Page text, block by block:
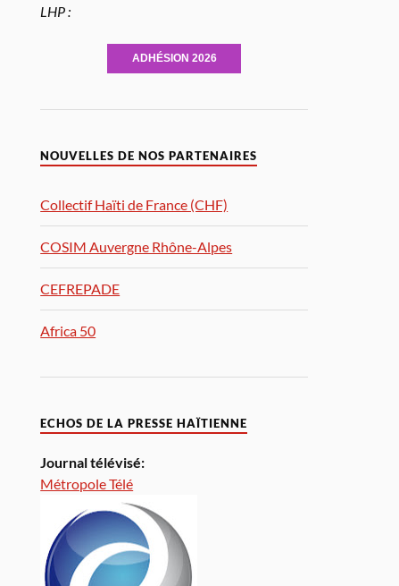
LHP :
ADHÉSION 2026
NOUVELLES DE NOS PARTENAIRES
Collectif Haïti de France (CHF)
COSIM Auvergne Rhône-Alpes
CEFREPADE
Africa 50
ECHOS DE LA PRESSE HAÏTIENNE
Journal télévisé:
Métropole Télé